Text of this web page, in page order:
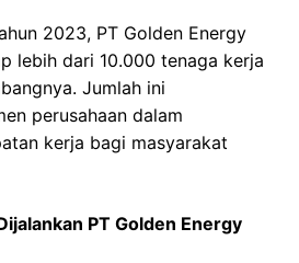
2023, PT Golden Energy
lebih dari 10.000 tenaga kerja
Jumlah ini
perusahaan dalam
kerja bagi masyarakat
PT Golden Energy